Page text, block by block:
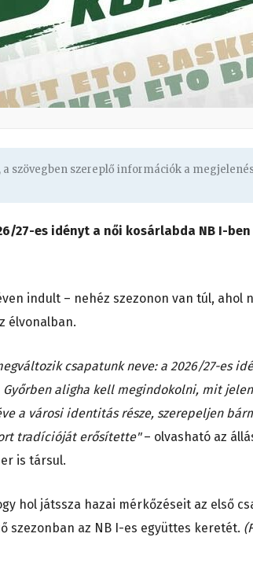
, a szövegben szereplő információk a
27-es idényt a női kosárlabda NB I-
indult – nehéz szezonon van túl, ahol
élvonalban.
csapatunk neve: a 2026/27-es
aligha kell megindokolni, mit
a városi identitás része, szerepeljen
tradícióját erősítette"– olvasható az
is társul.
hol játssza hazai mérkőzéseit az első
szezonban az NB I-es együttes keretét.